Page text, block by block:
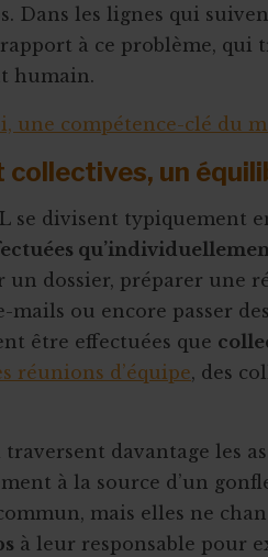
Dans les lignes qui
à ce problème, qui
humain.
une compétence-clé du
collectives, un
se divisent typiquement
dossier, préparer une
mails ou encore passer
être effectuées que
réunions d’équipe, des
davantage les
à la source d’un
mais elles ne
à leur responsable pour